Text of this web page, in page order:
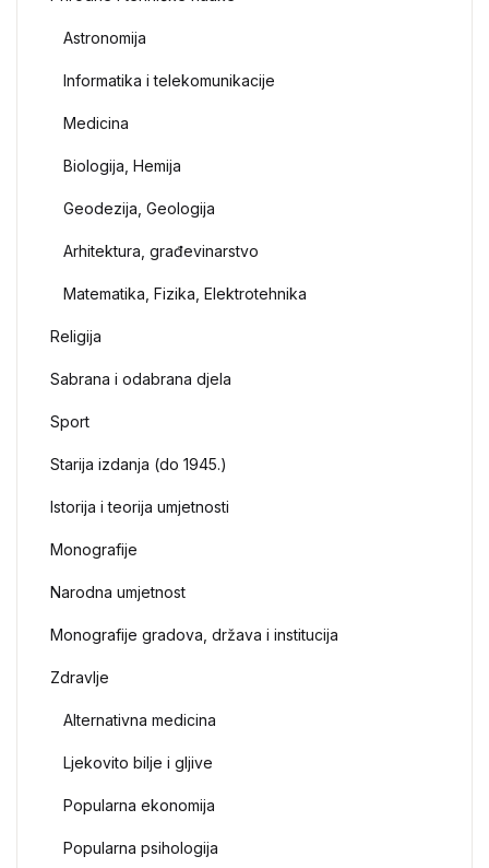
Astronomija
Informatika i telekomunikacije
Medicina
Biologija, Hemija
Geodezija, Geologija
Arhitektura, građevinarstvo
Matematika, Fizika, Elektrotehnika
Religija
Sabrana i odabrana djela
Sport
Starija izdanja (do 1945.)
Istorija i teorija umjetnosti
Monografije
Narodna umjetnost
Monografije gradova, država i institucija
Zdravlje
Alternativna medicina
Ljekovito bilje i gljive
Popularna ekonomija
Popularna psihologija